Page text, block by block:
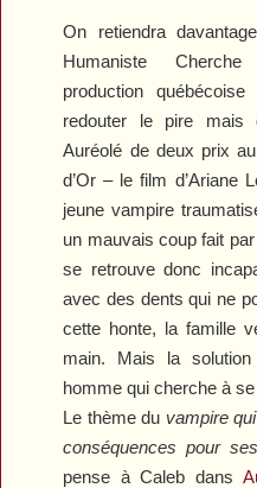
On retiendra
Humaniste
production
redouter le pire mais
Auréolé de deux prix
d’Or – le film d’Ariane
jeune vampire
un mauvais coup fait
se retrouve donc
avec des dents qui ne
cette honte, la famille
main. Mais la solution
homme qui cherche à
Le thème du vampire
conséquences pour
pense à Caleb dans